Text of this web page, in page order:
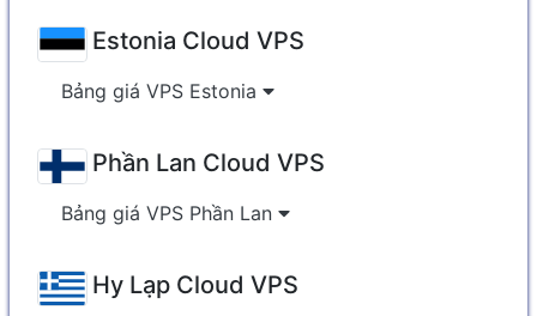
Estonia Cloud VPS
Bảng giá VPS Estonia
Phần Lan Cloud VPS
Bảng giá VPS Phần Lan
Hy Lạp Cloud VPS